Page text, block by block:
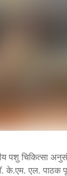
पशु चिकित्सा
के.एम. एल. पाठक